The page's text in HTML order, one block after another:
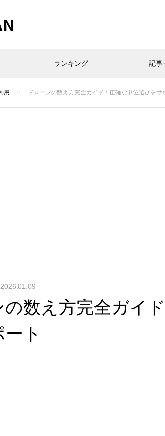
ランキング 記事
用 ドローンの数え方完全ガイド！正確な単位選びをサ
2026.01.09
の数え方完全ガイ
ト